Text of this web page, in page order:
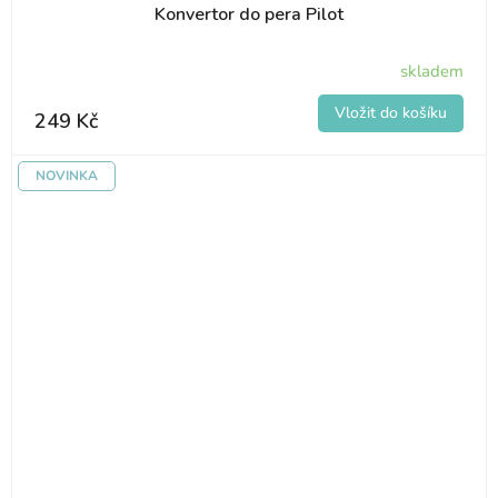
Konvertor do pera Pilot
skladem
249 Kč
NOVINKA